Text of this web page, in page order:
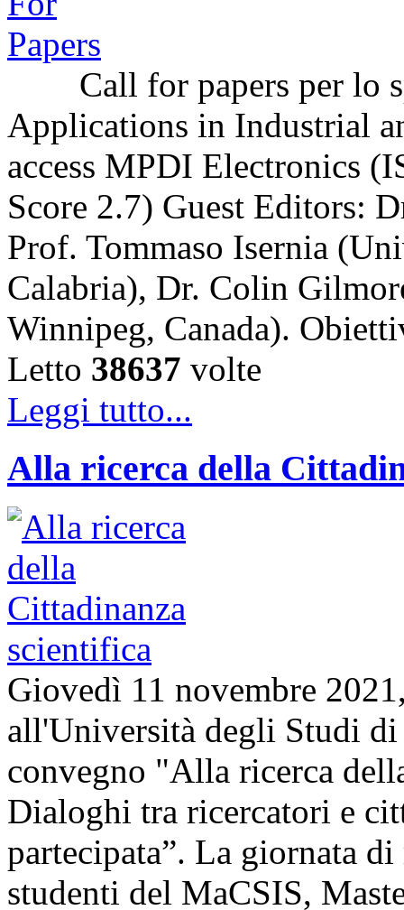
Call for papers per lo
Applications in Industrial
access MPDI Electronics
Score 2.7) Guest Editors:
Prof. Tommaso Isernia
Calabria), Dr. Colin
Winnipeg, Canada).
Letto 38637 volte
Leggi tutto...
Alla ricerca della
Giovedì 11 novembre
all'Università degli Studi
convegno "Alla ricerca
Dialoghi tra ricercatori e
partecipata”. La giornata
studenti del MaCSIS,